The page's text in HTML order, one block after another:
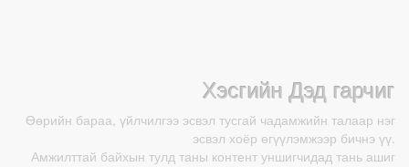
Хэсгийн Дэд гарчиг
Өөрийн бараа, үйлчилгээ эсвэл тусгай чадамжийн талаар нэг
эсвэл хоёр өгүүлэмжээр бичнэ үү.
Амжилттай байхын тулд таны контент уншигчидад тань ашиг